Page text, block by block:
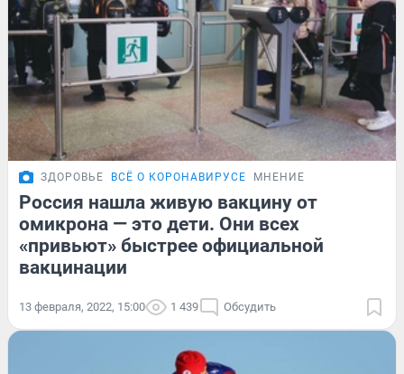
ЗДОРОВЬЕ ВСЁ О КОРОНАВИРУСЕ МНЕНИЕ
Россия нашла живую вакцину от
омикрона — это дети. Они всех
«привьют» быстрее официальной
вакцинации
13 февраля, 2022, 15:00 1 439 Обсудить